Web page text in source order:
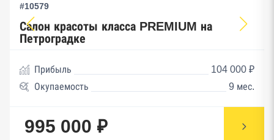
#10579
Салон красоты класса PREMIUM на
Петроградке
Прибыль
104 000 ₽
Окупаемость
9 мес.
995 000 ₽